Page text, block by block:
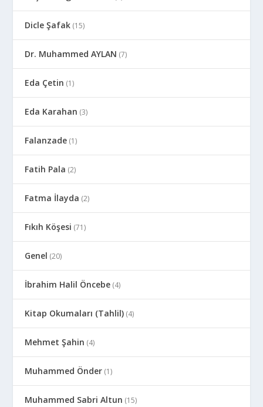
Dicle Şafak (15)
Dr. Muhammed AYLAN (7)
Eda Çetin (1)
Eda Karahan (3)
Falanzade (1)
Fatih Pala (2)
Fatma İlayda (2)
Fıkıh Köşesi (71)
Genel (20)
İbrahim Halil Öncebe (4)
Kitap Okumaları (Tahlil) (4)
Mehmet Şahin (4)
Muhammed Önder (1)
Muhammed Sabri Altun (15)